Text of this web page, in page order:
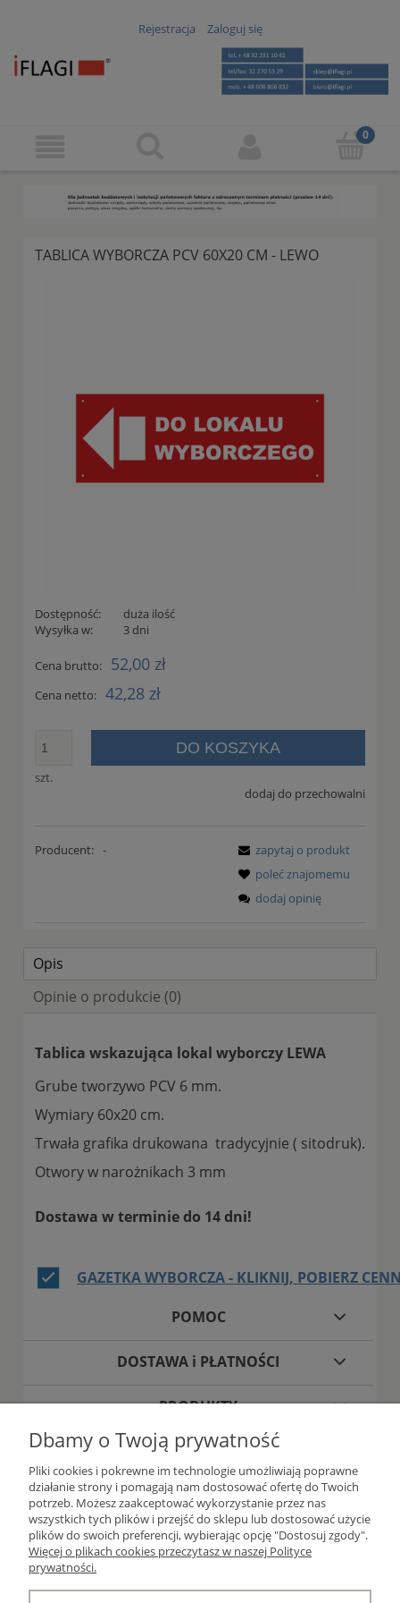
Rejestracja Zaloguj się
TABLICA WYBORCZA PCV 60X20 CM - LEWO
Dostępność:
duża ilość
Wysyłka w:
3 dni
Cena brutto: 52,00 zł
Cena netto: 42,28 zł
szt.
DO KOSZYKA
dodaj do przechowalni
Producent: -
zapytaj o produkt
poleć znajomemu
dodaj opinię
Opis
Opinie o produkcie (0)
Tablica wskazująca lokal wyborczy LEWA
Grube tworzywo PCV 6 mm.
Wymiary 60x20 cm.
Trwała grafika drukowana tradycyjnie ( sitodruk).
Otwory w narożnikach 3 mm
Dostawa w terminie do 14 dni!
GAZETKA WYBORCZA - KLIKNIJ, POBIERZ
POMOC
DOSTAWA i PŁATNOŚCI
PRODUKTY
O FIRMIE
Dbamy o Twoją prywatność
Pliki cookies i pokrewne im technologie umożliwiają poprawne
działanie strony i pomagają nam dostosować ofertę do Twoich
potrzeb. Możesz zaakceptować wykorzystanie przez nas
wszystkich tych plików i przejść do sklepu lub dostosować użycie
plików do swoich preferencji, wybierając opcję "Dostosuj zgody".
Więcej o plikach cookies przeczytasz w naszej Polityce
prywatności.